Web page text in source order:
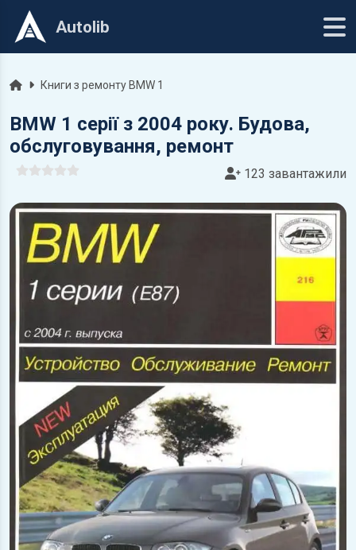
Autolib
ГоловнаКниги з ремонту BMW 1
BMW 1 серії з 2004 року. Будова,
обслуговування, ремонт
123 завантажили